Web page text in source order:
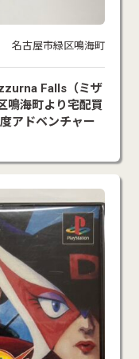
名古屋市緑区鳴海町
Falls（ミザ
鳴海町より宅配買
アドベンチャー